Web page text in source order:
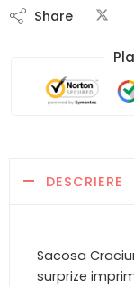
Share
DESCRIERE
Sacosa
surprize